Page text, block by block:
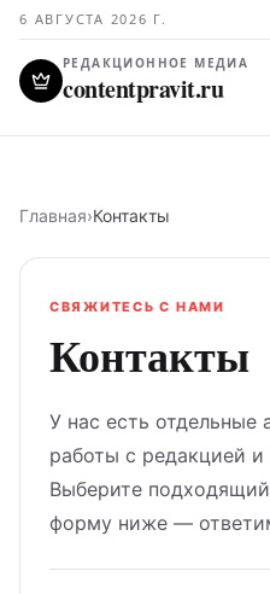
6 АВГУСТА 2026 Г.
РЕДАКЦИОННОЕ МЕДИА
contentpravit.ru
Главная›Контакты
СВЯЖИТЕСЬ С НАМИ
Контакты
У нас есть отдельные
работы с редакцией
Выберите
форму ниже —